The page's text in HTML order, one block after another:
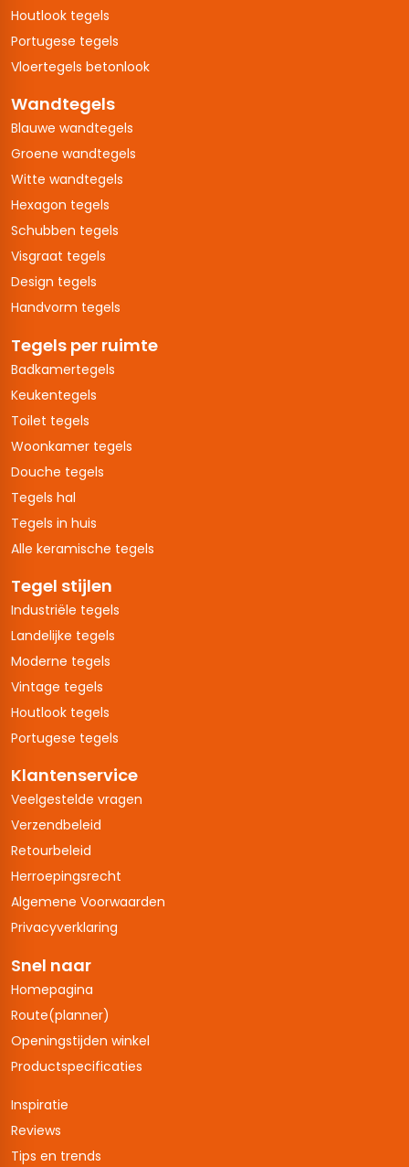
Houtlook tegels
Portugese tegels
Vloertegels betonlook
Wandtegels
Blauwe wandtegels
Groene wandtegels
Witte wandtegels
Hexagon tegels
Schubben tegels
Visgraat tegels
Design tegels
Handvorm tegels
Tegels per ruimte
Badkamertegels
Keukentegels
Toilet tegels
Woonkamer tegels
Douche tegels
Tegels hal
Tegels in huis
Alle keramische tegels
Tegel stijlen
Industriële tegels
Landelijke tegels
Moderne tegels
Vintage tegels
Houtlook tegels
Portugese tegels
Klantenservice
Veelgestelde vragen
Verzendbeleid
Retourbeleid
Herroepingsrecht
Algemene Voorwaarden
Privacyverklaring
Snel naar
Homepagina
Route(planner)
Openingstijden winkel
Productspecificaties
Inspiratie
Reviews
Tips en trends